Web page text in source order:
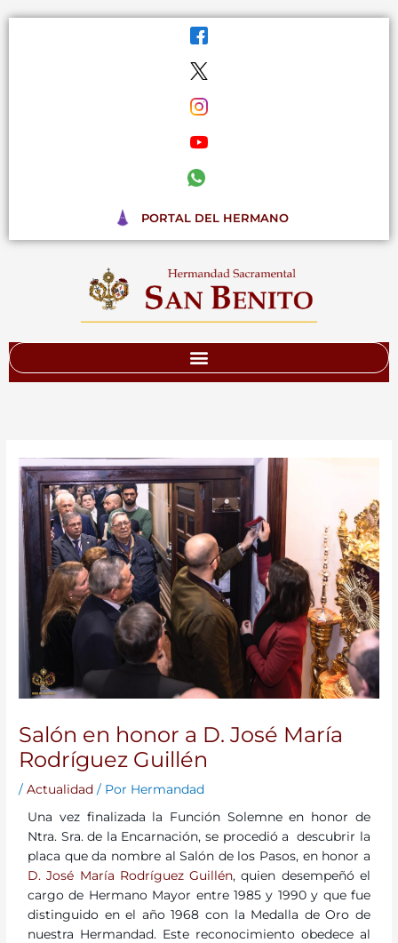
PORTAL DEL HERMANO
Salón en honor a D. José María
Rodríguez Guillén
/Actualidad / Por Hermandad
Una vez finalizada la Función Solemne en honor de
Ntra. Sra. de la Encarnación, se procedió a descubrir la
placa que da nombre al Salón de los Pasos, en honor a
D. José María Rodríguez Guillén, quien desempeñó el
cargo de Hermano Mayor entre 1985 y 1990 y que fue
distinguido en el año 1968 con la Medalla de Oro de
nuestra Hermandad. Este reconocimiento obedece al